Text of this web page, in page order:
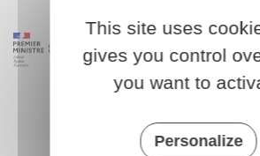
This site uses
gives you control
you want to
Personalize